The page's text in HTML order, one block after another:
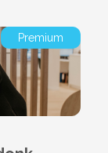
Premium